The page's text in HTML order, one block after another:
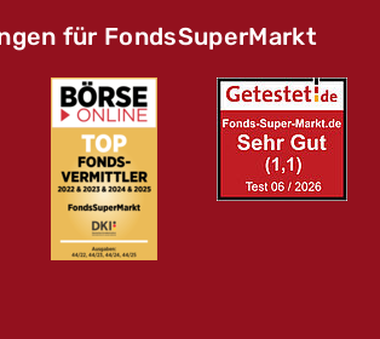
für FondsSuperMarkt